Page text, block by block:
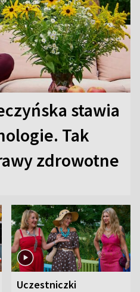
stawia
Tak
zdrowotne
Uczestniczki